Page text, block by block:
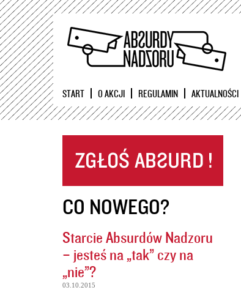
START O AKCJI REGULAMIN AKTUALNOŚCI
CO NOWEGO?
Starcie Absurdów Nadzoru
– jesteś na „tak” czy na
„nie”?
03.10.2015